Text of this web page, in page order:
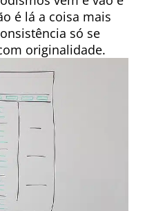
é lá a coisa mais
só se
originalidade.